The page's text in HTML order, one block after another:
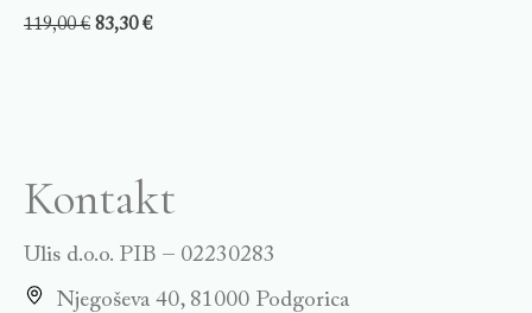
119,00€ 83,30€
Kontakt
Ulis d.o.o. PIB – 02230283
Njegoševa 40, 81000 Podgorica